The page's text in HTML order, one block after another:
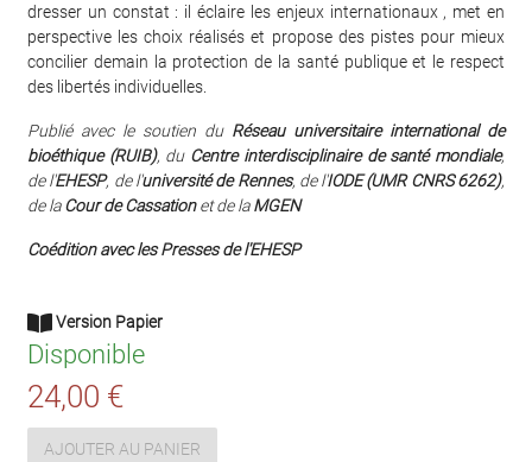
dresser un constat : il éclaire les enjeux internationaux , met en
perspective les choix réalisés et propose des pistes pour mieux
concilier demain la protection de la santé publique et le respect
des libertés individuelles.
Publié avec le soutien du Réseau universitaire international de
bioéthique (RUIB), du Centre interdisciplinaire de santé mondiale,
de l'EHESP, de l'université de Rennes, de l'IODE (UMR CNRS 6262),
de laCour de Cassationet de laMGEN
Coédition avec les Presses de l'EHESP
Version Papier
Disponible
24,00 €
AJOUTER AU PANIER